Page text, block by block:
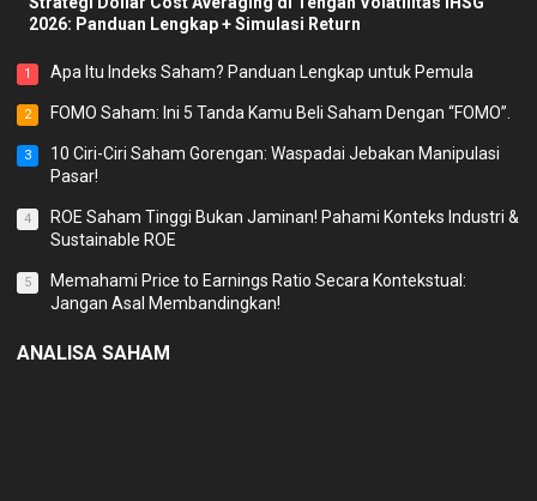
2026: Panduan Lengkap + Simulasi Return
1 Apa Itu Indeks Saham? Panduan Lengkap untuk Pemula
2 FOMO Saham: Ini 5 Tanda Kamu Beli Saham Dengan “FOMO”.
3
10 Ciri-Ciri Saham Gorengan: Waspadai Jebakan Manipulasi
Pasar!
4
ROE Saham Tinggi Bukan Jaminan! Pahami Konteks Industri &
Sustainable ROE
5
Memahami Price to Earnings Ratio Secara Kontekstual:
Jangan Asal Membandingkan!
ANALISA SAHAM